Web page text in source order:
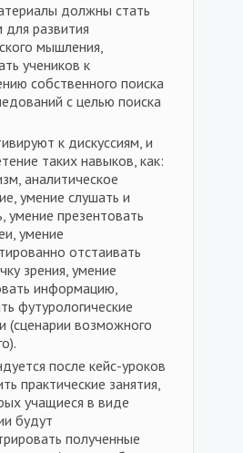
должны стать
для развития
мышления,
учеников к
собственного поиска
с целью поиска
к дискуссиям, и
таких навыков, как:
аналитическое
умение слушать и
умение презентовать
умение
отстаивать
зрения, умение
информацию,
футурологические
(сценарии возможного
после кейс-уроков
практические занятия,
учащиеся в виде
будут
полученные